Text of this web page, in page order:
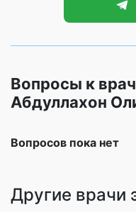
Вопросы к
Абдуллахон
Вопросов пока нет
Другие врачи